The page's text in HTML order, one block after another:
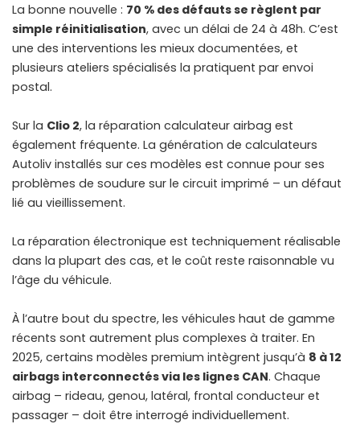
La bonne nouvelle : 70 % des défauts se règlent par
simple réinitialisation, avec un délai de 24 à 48h. C’est
une des interventions les mieux documentées, et
plusieurs ateliers spécialisés la pratiquent par envoi
postal.
Sur la Clio 2, la réparation calculateur airbag est
également fréquente. La génération de calculateurs
Autoliv installés sur ces modèles est connue pour ses
problèmes de soudure sur le circuit imprimé – un défaut
lié au vieillissement.
La réparation électronique est techniquement réalisable
dans la plupart des cas, et le coût reste raisonnable vu
l’âge du véhicule.
À l’autre bout du spectre, les véhicules haut de gamme
récents sont autrement plus complexes à traiter. En
2025, certains modèles premium intègrent jusqu’à 8 à 12
airbags interconnectés via les lignes CAN. Chaque
airbag – rideau, genou, latéral, frontal conducteur et
passager – doit être interrogé individuellement.